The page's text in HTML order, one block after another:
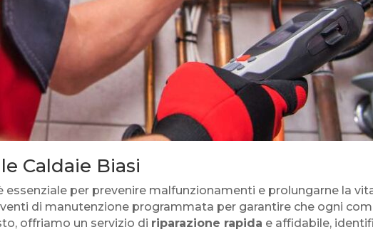
Caldaie Biasi
essenziale per prevenire malfunzionamenti e prolungarne la
di manutenzione programmata per garantire che ogni
offriamo un servizio di riparazione rapida e affidabile,